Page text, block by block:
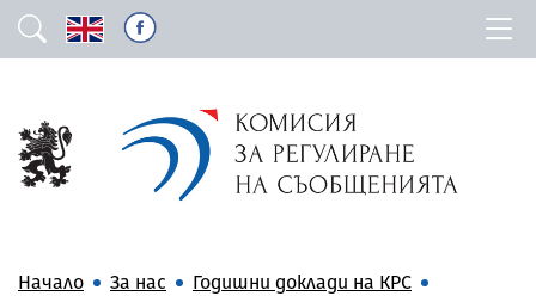
Начало За нас
Годишни доклади на КРС